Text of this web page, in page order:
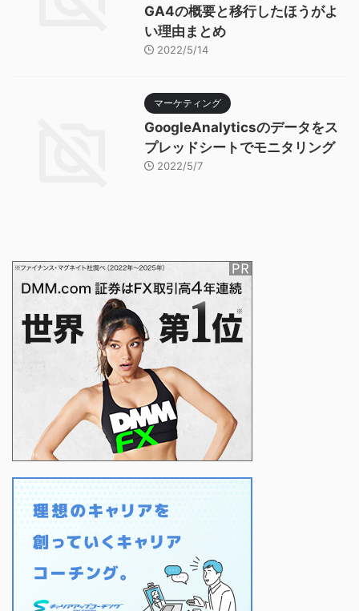
GA4の概要と移行したほうがよ
い理由まとめ
2022/5/14
マーケティング
GoogleAnalyticsのデータをス
プレッドシートでモニタリング
2022/5/7